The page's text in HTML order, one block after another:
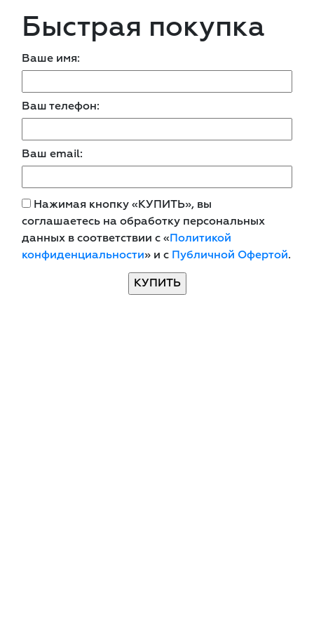
Быстрая покупка
Ваше имя:
Ваш телефон:
Ваш email:
Нажимая кнопку «КУПИТЬ», вы
соглашаетесь на обработку персональных
данных в соответствии с «Политикой
конфиденциальности» и с Публичной Офертой.